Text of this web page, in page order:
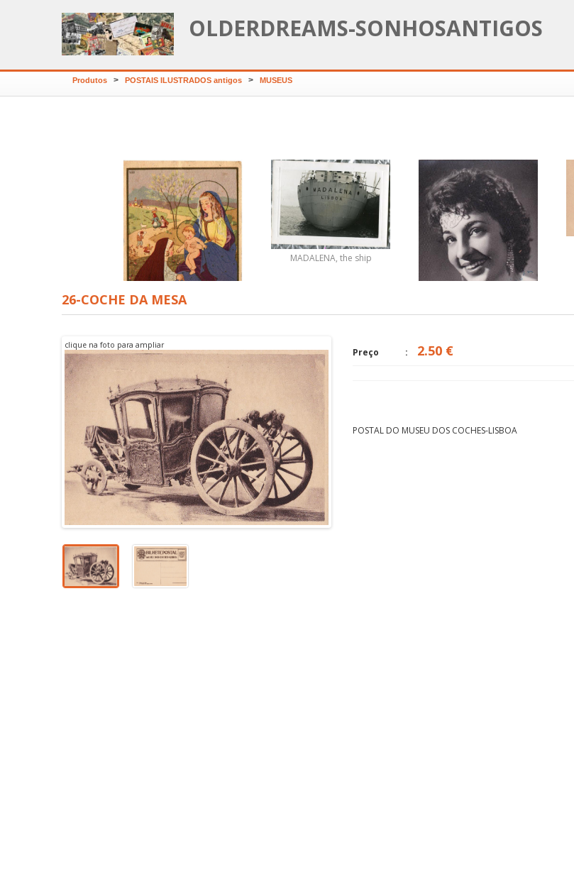
OLDERDREAMS-SONHOSANTIGOS
Produtos > POSTAIS ILUSTRADOS antigos > MUSEUS
MADALENA, the ship
ESMERALDA FRIVIOLA
26-COCHE DA MESA
clique na foto para ampliar
Preço 2.50 €
POSTAL DO MUSEU DOS COCHES-LISBOA